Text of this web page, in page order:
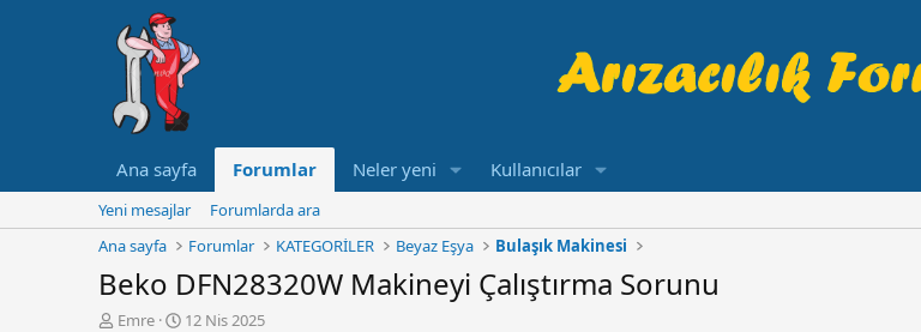
Ana sayfa Forumlar Neler yeni Kullanıcılar
Yeni mesajlar
Forumlarda ara
Ana sayfa
Forumlar KATEGORİLER Beyaz Eşya Bulaşık Makinesi
Beko DFN28320W Makineyi Çalıştırma Sorunu
K
Emre
B12 Nis 2025